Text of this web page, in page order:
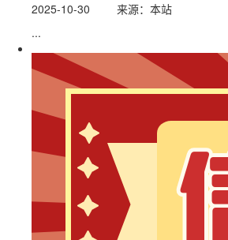
2025-10-30
来源：本站
...